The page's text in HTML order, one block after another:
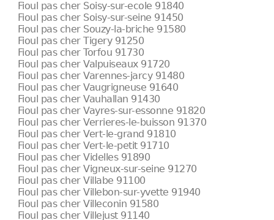
Fioul pas cher Soisy-sur-ecole 91840
Fioul pas cher Soisy-sur-seine 91450
Fioul pas cher Souzy-la-briche 91580
Fioul pas cher Tigery 91250
Fioul pas cher Torfou 91730
Fioul pas cher Valpuiseaux 91720
Fioul pas cher Varennes-jarcy 91480
Fioul pas cher Vaugrigneuse 91640
Fioul pas cher Vauhallan 91430
Fioul pas cher Vayres-sur-essonne 91820
Fioul pas cher Verrieres-le-buisson 91370
Fioul pas cher Vert-le-grand 91810
Fioul pas cher Vert-le-petit 91710
Fioul pas cher Videlles 91890
Fioul pas cher Vigneux-sur-seine 91270
Fioul pas cher Villabe 91100
Fioul pas cher Villebon-sur-yvette 91940
Fioul pas cher Villeconin 91580
Fioul pas cher Villejust 91140